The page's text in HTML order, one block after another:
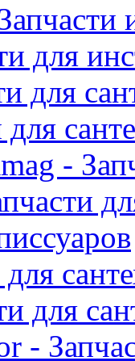
для
для
-
для
-